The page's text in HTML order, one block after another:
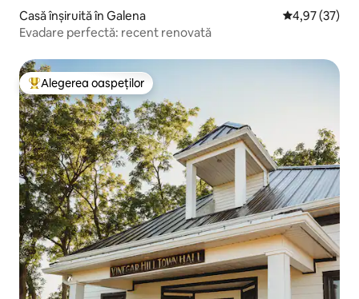
Casă înșiruită în Galena Scor mediu
4,97 (37)
Evadare perfectă: recent renovată
Locuință din topul categoriei Alegerea oaspeților
Alegerea oaspeților